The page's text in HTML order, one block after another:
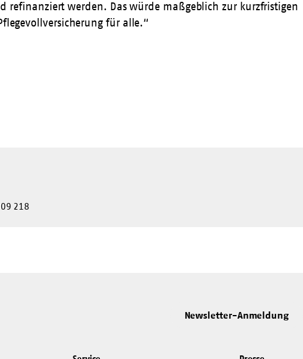
refinanziert werden. Das würde maßgeblich zur kurzfristigen
für alle.“
218
Newsletter-Anmeldung